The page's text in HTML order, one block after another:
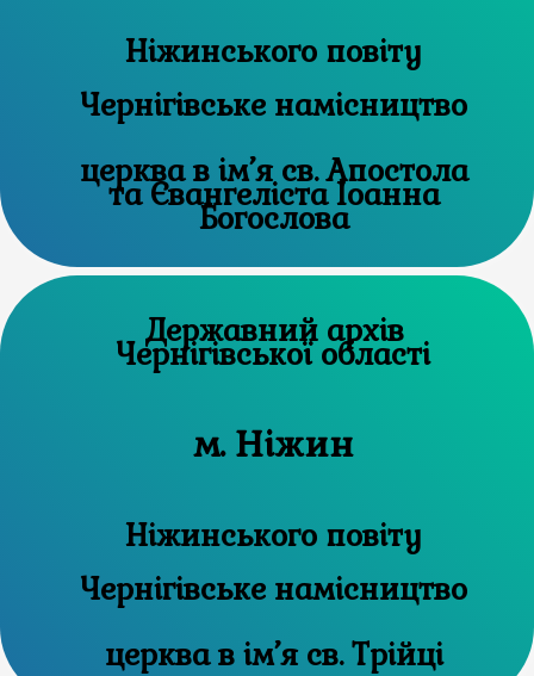
Ніжинського повіту
Чернігівське намісництво
церква в ім’я св. Апостола
та Євангеліста Іоанна
Богослова
Державний архів
Чернігівської області
м. Ніжин
Ніжинського повіту
Чернігівське намісництво
церква в ім’я св. Трійці